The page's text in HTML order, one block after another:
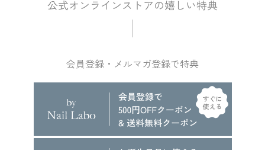
会員登録・メルマガ登録で特典